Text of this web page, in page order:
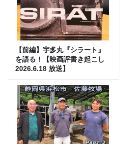
【前編】宇多丸『シラート』
を語る！【映画評書き起こし
2026.6.18 放送】